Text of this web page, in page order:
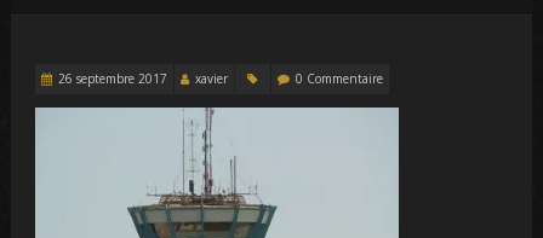
26 septembre 2017 xavier 0 Commentaire